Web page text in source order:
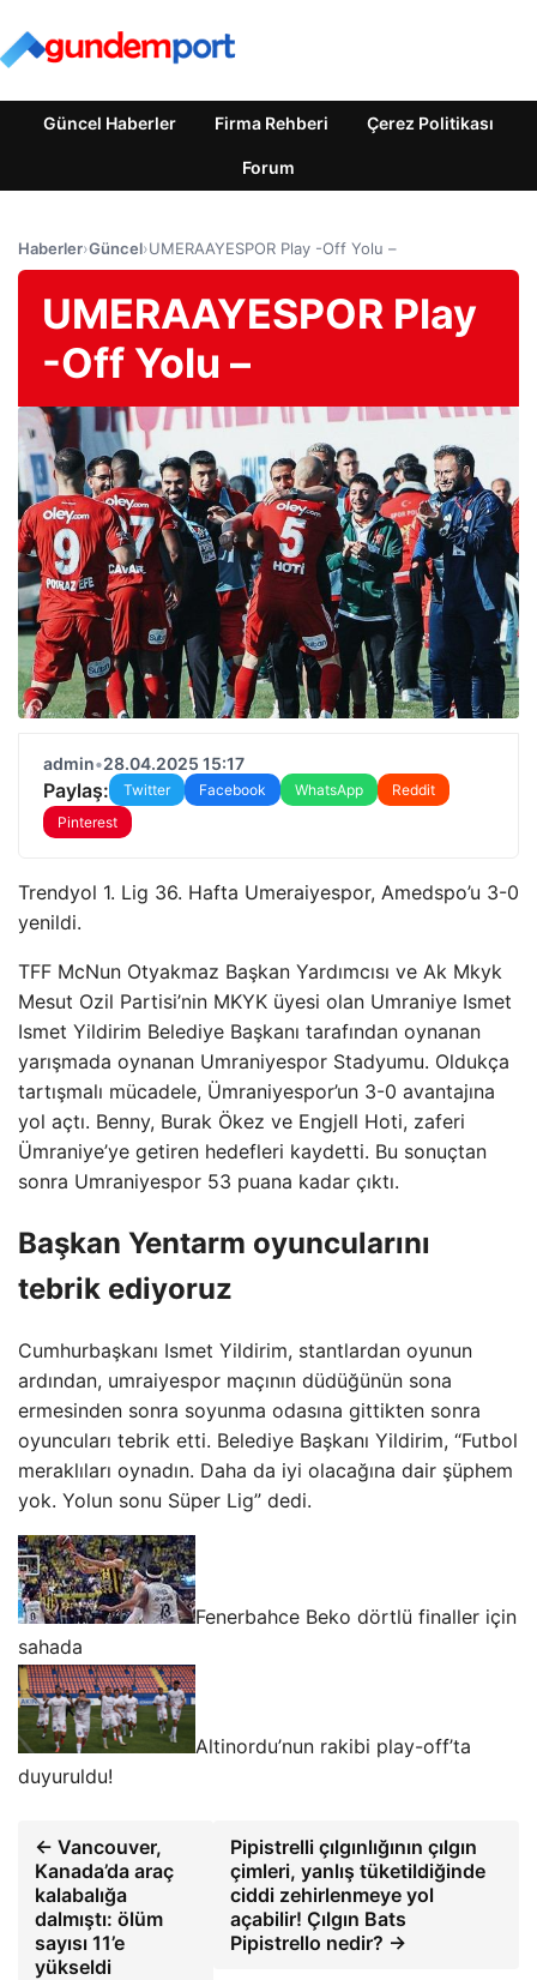
Güncel Haberler Firma Rehberi Çerez Politikası
Forum
Haberler›Güncel›UMERAAYESPOR Play -Off Yolu –
UMERAAYESPOR Play
-Off Yolu –
admin•28.04.2025 15:17
Paylaş: Twitter Facebook WhatsApp
Reddit
Pinterest
Trendyol 1. Lig 36. Hafta Umeraiyespor, Amedspo’u 3-0
yenildi.
TFF McNun Otyakmaz Başkan Yardımcısı ve Ak Mkyk
Mesut Ozil Partisi’nin MKYK üyesi olan Umraniye Ismet
Ismet Yildirim Belediye Başkanı tarafından oynanan
yarışmada oynanan Umraniyespor Stadyumu. Oldukça
tartışmalı mücadele, Ümraniyespor’un 3-0 avantajına
yol açtı. Benny, Burak Ökez ve Engjell Hoti, zaferi
Ümraniye’ye getiren hedefleri kaydetti. Bu sonuçtan
sonra Umraniyespor 53 puana kadar çıktı.
Başkan Yentarm oyuncularını
tebrik ediyoruz
Cumhurbaşkanı Ismet Yildirim, stantlardan oyunun
ardından, umraiyespor maçının düdüğünün sona
ermesinden sonra soyunma odasına gittikten sonra
oyuncuları tebrik etti. Belediye Başkanı Yildirim, “Futbol
meraklıları oynadın. Daha da iyi olacağına dair şüphem
yok. Yolun sonu Süper Lig” dedi.
Fenerbahce Beko dörtlü finaller için
sahada
Altinordu’nun rakibi play-off’ta
duyuruldu!
← Vancouver,
Kanada’da araç
kalabalığa
dalmıştı: ölüm
sayısı 11’e
yükseldi
Pipistrelli çılgınlığının çılgın
çimleri, yanlış tüketildiğinde
ciddi zehirlenmeye yol
açabilir! Çılgın Bats
Pipistrello nedir? →